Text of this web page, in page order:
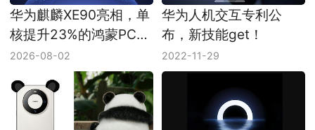
华为麒麟XE90亮相，单
核提升23%的鸿蒙PC芯
片先冲能效和AI
2026-08-02
华为人机交互专利公
布，新技能get！
2022-11-29